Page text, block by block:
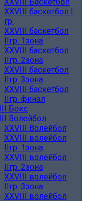
XXVIII баскетбол I
гр.
XXVIII баскетбол
IIгр. 1зона
XXVIII баскетбол
IIгр. 2зона
XXVIII баскетбол
IIгр. 3зона
XXVIII баскетбол
IIгр. финал
Бокс
Волейбол
XXVIII Волейбол
XXVIII волейбол
IIгр. 1зона
XXVIII волейбол
IIгр. 2зона
XXVIII волейбол
IIгр. 3зона
XXVIII волейбол